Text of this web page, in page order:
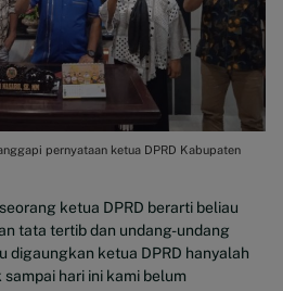
pernyataan ketua DPRD Kabupaten
ketua DPRD berarti beliau
tata tertib dan undang-undang
digaungkan ketua DPRD hanyalah
hari ini kami belum